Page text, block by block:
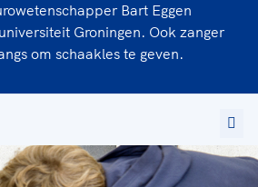
Bart Eggen
Groningen. Ook zanger
om schaakles te geven.